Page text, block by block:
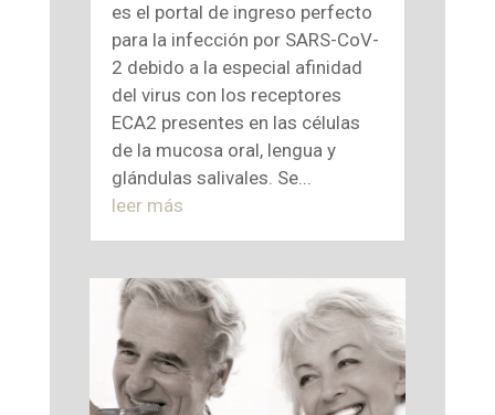
es el portal de ingreso perfecto
para la infección por SARS-CoV-
2 debido a la especial afinidad
del virus con los receptores
ECA2 presentes en las células
de la mucosa oral, lengua y
glándulas salivales. Se...
leer más